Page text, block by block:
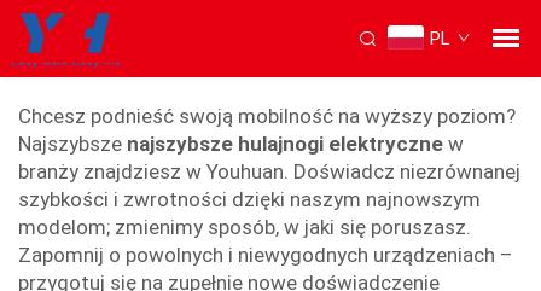
PL
Najszybszy wózek elektryczny
Chcesz podnieść swoją mobilność na wyższy poziom?
Najszybsze najszybsze hulajnogi elektryczne w
branży znajdziesz w Youhuan. Doświadcz niezrównanej
szybkości i zwrotności dzięki naszym najnowszym
modelom; zmienimy sposób, w jaki się poruszasz.
Zapomnij o powolnych i niewygodnych urządzeniach –
przygotuj się na zupełnie nowe doświadczenie